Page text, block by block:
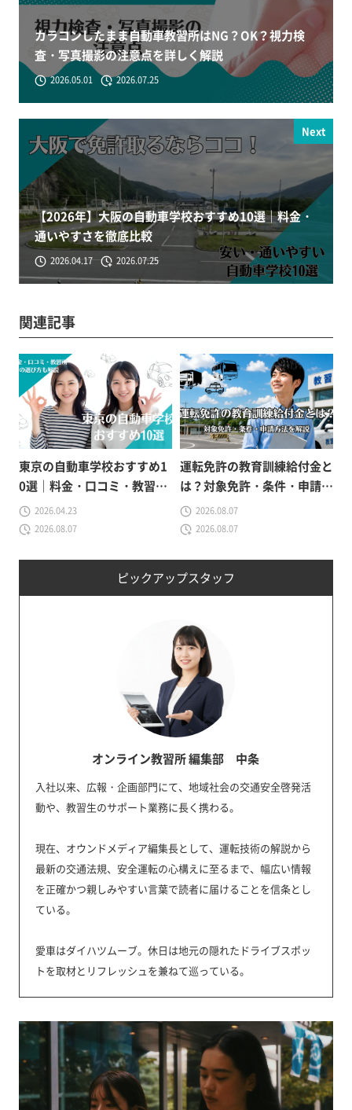
ピックアップスタッフ
オンライン教習所 編集部 中条
入社以来、広報・企画部門にて、地域社会の交通安全啓発活
動や、教習生のサポート業務に長く携わる。
現在、オウンドメディア編集長として、運転技術の解説から
最新の交通法規、安全運転の心構えに至るまで、幅広い情報
を正確かつ親しみやすい言葉で読者に届けることを信条とし
ている。
愛車はダイハツムーブ。休日は地元の隠れたドライブスポッ
トを取材とリフレッシュを兼ねて巡っている。
カラコンしたまま自動車教習所はNG？OK？視力検
査・写真撮影の注意点を詳しく解説
2026.05.01 2026.07.25
Next
【2026年】大阪の自動車学校おすすめ10選｜料金・
通いやすさを徹底比較
2026.04.17 2026.07.25
関連記事
東京の自動車学校おすすめ1
0選｜料金・口コミ・教習所
の選び方も解説
2026.04.23
2026.08.07
運転免許の教育訓練給付金と
は？対象免許・条件・申請方
法をわかりやすく解説
2026.08.07
2026.08.07